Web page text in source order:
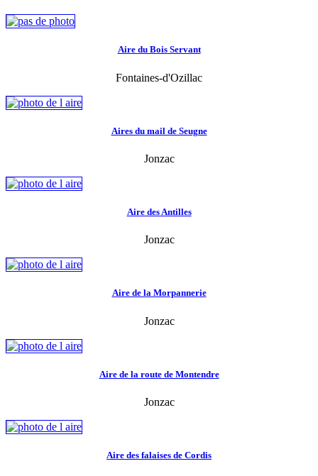
Aire du Bois Servant
Fontaines-d'Ozillac
Aires du mail de Seugne
Jonzac
Aire des Antilles
Jonzac
Aire de la Morpannerie
Jonzac
Aire de la route de Montendre
Jonzac
Aire des falaises de Cordis